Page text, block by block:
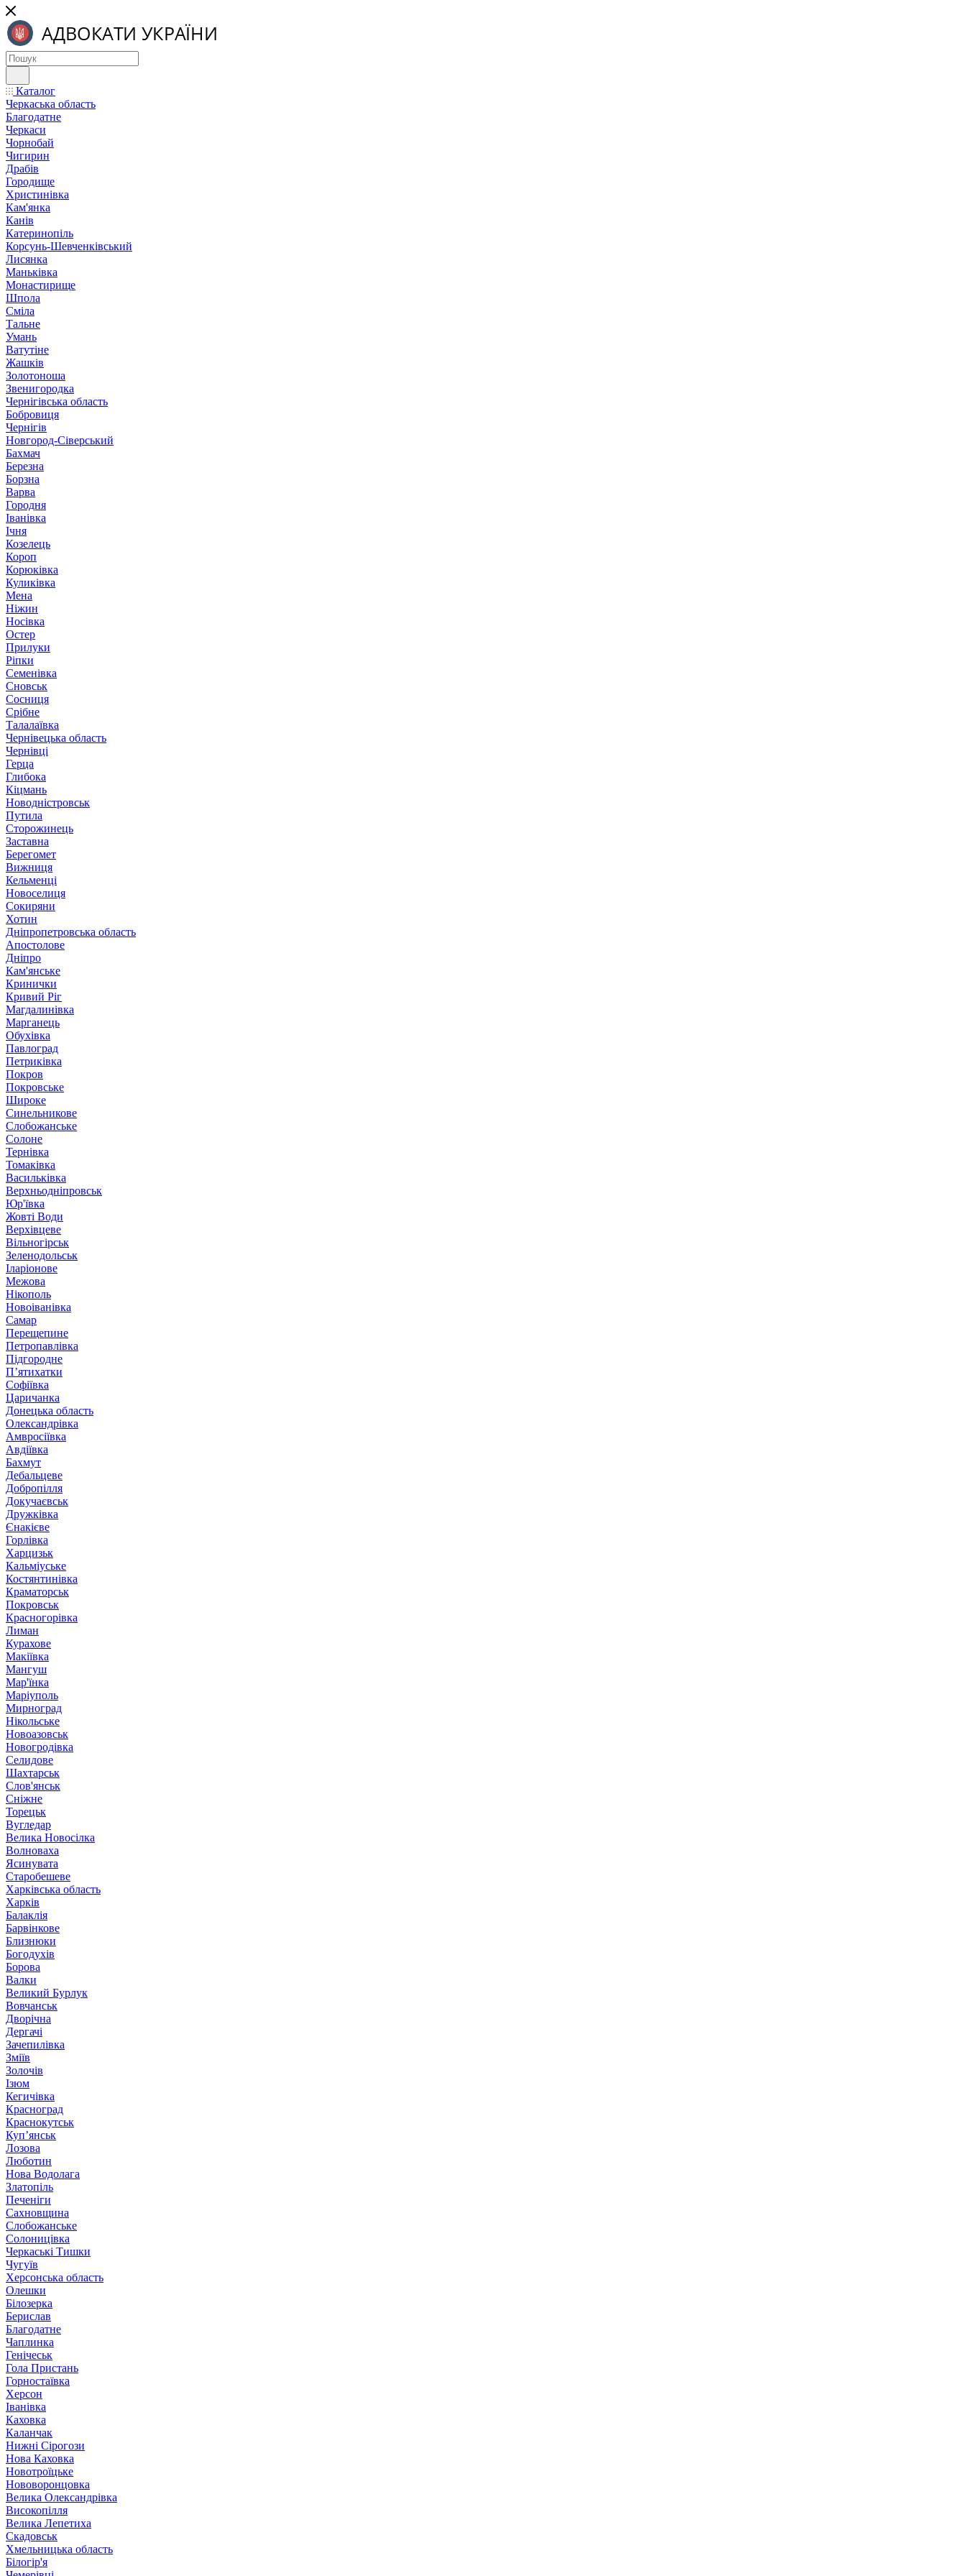
Каталог
Черкаська область
Благодатне
Черкаси
Чорнобай
Чигирин
Драбів
Городище
Христинівка
Кам'янка
Канів
Катеринопіль
Корсунь-Шевченківський
Лисянка
Маньківка
Монастирище
Шпола
Сміла
Тальне
Умань
Ватутіне
Жашків
Золотоноша
Звенигородка
Чернігівська область
Бобровиця
Чернігів
Новгород-Сіверський
Бахмач
Березна
Борзна
Варва
Городня
Іванівка
Ічня
Козелець
Короп
Корюківка
Куликівка
Мена
Ніжин
Носівка
Остер
Прилуки
Ріпки
Семенівка
Сновськ
Сосниця
Срібне
Талалаївка
Чернівецька область
Чернівці
Герца
Глибока
Кіцмань
Новодністровськ
Путила
Сторожинець
Заставна
Берегомет
Вижниця
Кельменці
Новоселиця
Сокиряни
Хотин
Дніпропетровська область
Апостолове
Дніпро
Кам'янське
Кринички
Кривий Ріг
Магдалинівка
Марганець
Обухівка
Павлоград
Петриківка
Покров
Покровське
Широке
Синельникове
Слобожанське
Солоне
Тернівка
Томаківка
Васильківка
Верхньодніпровськ
Юр'ївка
Жовті Води
Верхівцеве
Вільногірськ
Зеленодольськ
Іларіонове
Межова
Нікополь
Новоіванівка
Самар
Перещепине
Петропавлівка
Підгородне
П’ятихатки
Софіївка
Царичанка
Донецька область
Олександрівка
Амвросіївка
Авдіївка
Бахмут
Дебальцеве
Добропілля
Докучаєвськ
Дружківка
Єнакієве
Горлівка
Харцизьк
Кальміуське
Костянтинівка
Краматорськ
Покровськ
Красногорівка
Лиман
Курахове
Макіївка
Мангуш
Мар'їнка
Маріуполь
Мирноград
Нікольське
Новоазовськ
Новогродівка
Селидове
Шахтарськ
Слов'янськ
Сніжне
Торецьк
Вугледар
Велика Новосілка
Волноваха
Ясинувата
Старобешеве
Харківська область
Харків
Балаклія
Барвінкове
Близнюки
Богодухів
Борова
Валки
Великий Бурлук
Вовчанськ
Дворічна
Дергачі
Зачепилівка
Зміїв
Золочів
Ізюм
Кегичівка
Красноград
Краснокутськ
Куп’янськ
Лозова
Люботин
Нова Водолага
Златопіль
Печеніги
Сахновщина
Слобожанське
Солоницівка
Черкаські Тишки
Чугуїв
Херсонська область
Олешки
Білозерка
Берислав
Благодатне
Чаплинка
Генічеськ
Гола Пристань
Горностаївка
Херсон
Іванівка
Каховка
Каланчак
Нижні Сірогози
Нова Каховка
Новотроїцьке
Нововоронцовка
Велика Олександрівка
Високопілля
Велика Лепетиха
Скадовськ
Хмельницька область
Білогір'я